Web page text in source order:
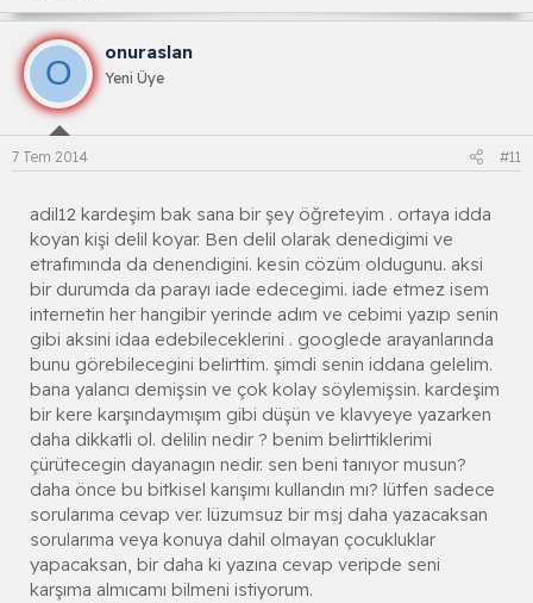
O
onuraslan
Yeni Üye
7 Tem 2014 #11
adil12 kardeşim bak sana bir şey öğreteyim . ortaya idda
koyan kişi delil koyar. Ben delil olarak denedigimi ve
etrafımında da denendigini. kesin cözüm oldugunu. aksi
bir durumda da parayı iade edecegimi. iade etmez isem
internetin her hangibir yerinde adım ve cebimi yazıp senin
gibi aksini idaa edebileceklerini . googlede arayanlarında
bunu görebilecegini belirttim. şimdi senin iddana gelelim.
bana yalancı demişsin ve çok kolay söylemişsin. kardeşim
bir kere karşındaymışım gibi düşün ve klavyeye yazarken
daha dikkatli ol. delilin nedir ? benim belirttiklerimi
çürütecegin dayanagın nedir. sen beni tanıyor musun?
daha önce bu bitkisel karışımı kullandın mı? lütfen sadece
sorularıma cevap ver. lüzumsuz bir msj daha yazacaksan
sorularıma veya konuya dahil olmayan çocukluklar
yapacaksan, bir daha ki yazına cevap veripde seni
karşıma almıcamı bilmeni istiyorum.